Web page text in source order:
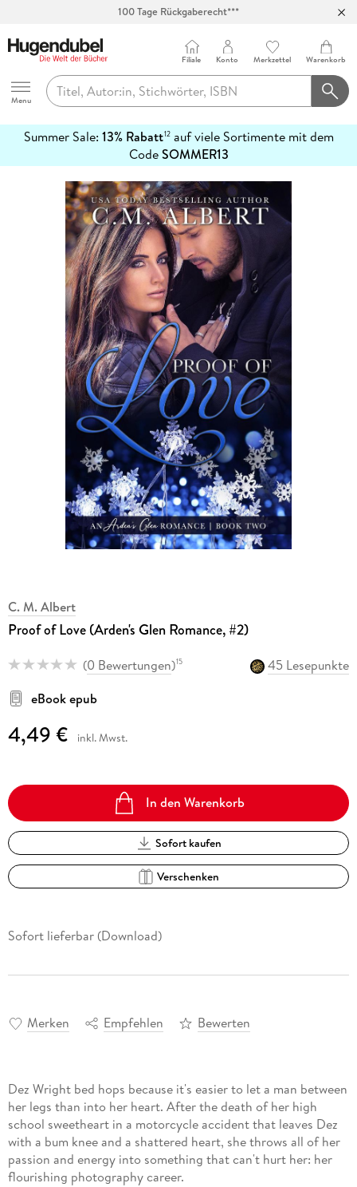
100 Tage Rückgaberecht***
Hugendubel
Menu
Filiale Konto Merkzettel Warenkorb
Summer Sale: 13% Rabatt12auf viele Sortimente mit dem
CodeSOMMER13
erfahren
C. M. Albert
Proof of Love (Arden's Glen Romance, #2)
(0 Bewertungen)15
45 Lesepunkte
eBook epub
4,49 € inkl. Mwst.
In den Warenkorb
Sofort kaufen
Verschenken
Sofort lieferbar (Download)
Merken Empfehlen Bewerten
Dez Wright bed hops because it's easier to let a man between
her legs than into her heart. After the death of her high
school sweetheart in a motorcycle accident that leaves Dez
with a bum knee and a shattered heart, she throws all of her
passion and energy into something that can't hurt her: her
flourishing photography career.